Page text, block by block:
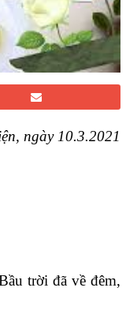
ngày 10.3.2021
trời đã về đêm,